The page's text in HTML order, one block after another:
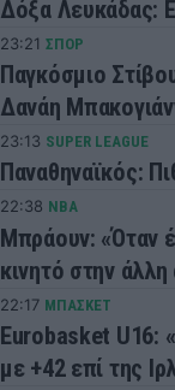
Δόξα Λευκάδας:
23:21 ΣΠΟΡ
Παγκόσμιο
Δανάη
23:13 SUPER LEAGUE
Παναθηναϊκός:
22:38 NBA
Μπράουν: «Όταν
κινητό στην
22:17 ΜΠΑΣΚΕΤ
Eurobasket U16:
με +42 επί της